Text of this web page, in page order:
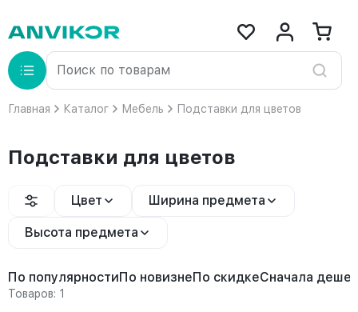
Главная Каталог Мебель Подставки для цветов
Подставки для цветов
Цвет Ширина предмета
Высота предмета
По популярностиПо новизнеПо скидкеСначала
Товаров: 1